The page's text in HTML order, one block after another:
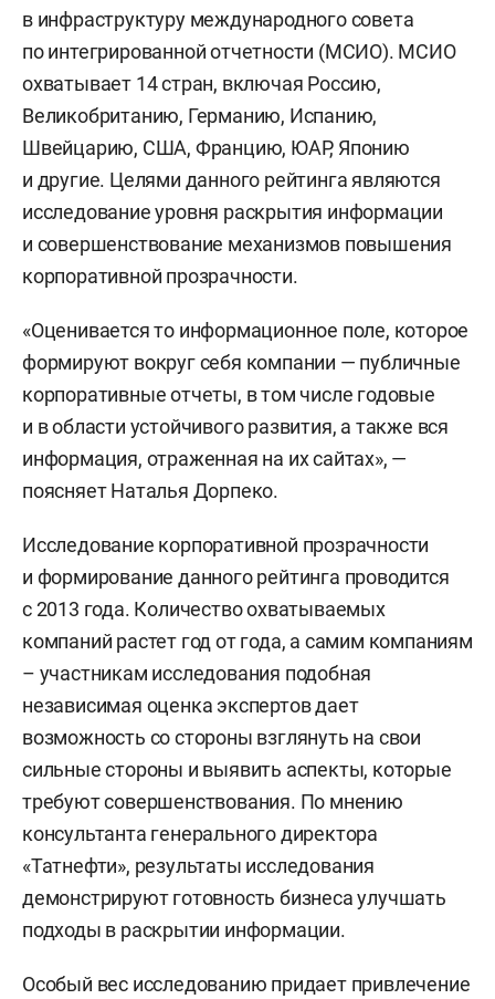
в инфраструктуру международного совета
по интегрированной отчетности (МСИО). МСИО
охватывает 14 стран, включая Россию,
Великобританию, Германию, Испанию,
Швейцарию, США, Францию, ЮАР, Японию
и другие. Целями данного рейтинга являются
исследование уровня раскрытия информации
и совершенствование механизмов повышения
корпоративной прозрачности.
«Оценивается то информационное поле, которое
формируют вокруг себя компании — публичные
корпоративные отчеты, в том числе годовые
и в области устойчивого развития, а также вся
информация, отраженная на их сайтах», —
поясняет Наталья Дорпеко.
Исследование корпоративной прозрачности
и формирование данного рейтинга проводится
с 2013 года. Количество охватываемых
компаний растет год от года, а самим компаниям
– участникам исследования подобная
независимая оценка экспертов дает
возможность со стороны взглянуть на свои
сильные стороны и выявить аспекты, которые
требуют совершенствования. По мнению
консультанта генерального директора
«Татнефти», результаты исследования
демонстрируют готовность бизнеса улучшать
подходы в раскрытии информации.
Особый вес исследованию придает привлечение